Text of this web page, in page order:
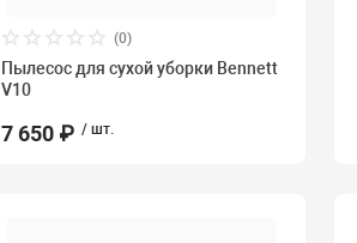
(0)
Пылесос для сухой уборки Bennett
V10
7 650 ₽ / шт.